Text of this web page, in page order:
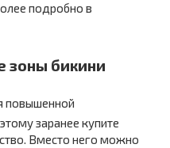
подробно в
зоны бикини
повышенной
заранее купите
Вместо него можно